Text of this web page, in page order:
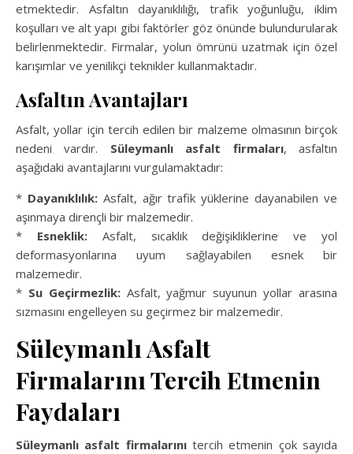
etmektedir. Asfaltın dayanıklılığı, trafik yoğunluğu, iklim
koşulları ve alt yapı gibi faktörler göz önünde bulundurularak
belirlenmektedir. Firmalar, yolun ömrünü uzatmak için özel
karışımlar ve yenilikçi teknikler kullanmaktadır.
Asfaltın Avantajları
Asfalt, yollar için tercih edilen bir malzeme olmasının birçok
nedeni vardır. Süleymanlı asfalt firmaları, asfaltın
aşağıdaki avantajlarını vurgulamaktadır:
* Dayanıklılık:Asfalt, ağır trafik yüklerine dayanabilen ve
aşınmaya dirençli bir malzemedir.
* Esneklik:Asfalt, sıcaklık değişikliklerine ve yol
deformasyonlarına uyum sağlayabilen esnek bir
malzemedir.
* Su Geçirmezlik:Asfalt, yağmur suyunun yollar arasına
sızmasını engelleyen su geçirmez bir malzemedir.
Süleymanlı Asfalt
Firmalarını Tercih Etmenin
Faydaları
Süleymanlı asfalt firmalarınıtercih etmenin çok sayıda